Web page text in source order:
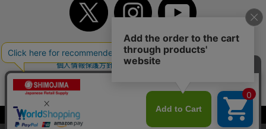
当サイトはクッキー（Cookie）を使用しています。Cookieの使用に同意いた
TOP 初めてご利用のお客様へ ご利用案内
ご利用規約
個人情報保護方針
特定商取引法
よくあるご質問
お問い合わせ
サイトマップ
Copyright© 2018 SHIMOJIMA Co.,Ltd. All Rights Reserved.